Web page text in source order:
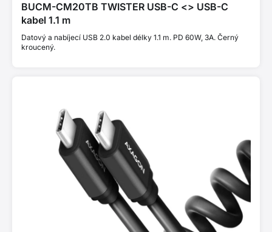
BUCM-CM20TB TWISTER USB-C <> USB-C
kabel 1.1 m
Datový a nabíjecí USB 2.0 kabel délky 1.1 m. PD 60W, 3A. Černý
kroucený.